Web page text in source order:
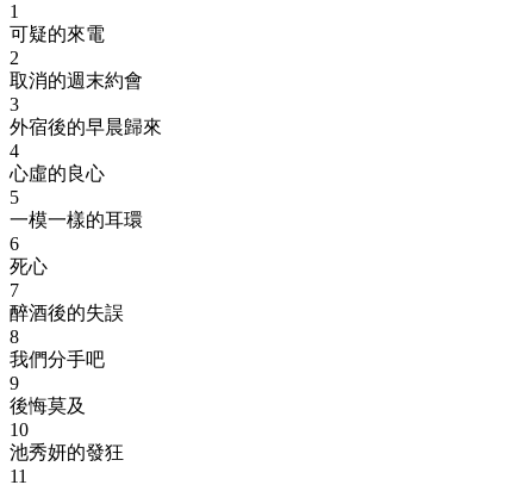
1
可疑的來電
2
取消的週末約會
3
外宿後的早晨歸來
4
心虛的良心
5
一模一樣的耳環
6
死心
7
醉酒後的失誤
8
我們分手吧
9
後悔莫及
10
池秀妍的發狂
11